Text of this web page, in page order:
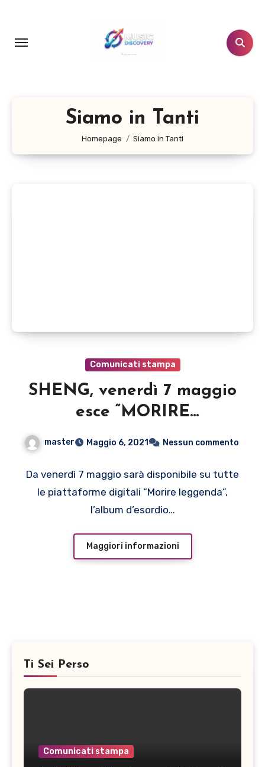
contenuto
Siamo in Tanti
Homepage Siamo in Tanti
Comunicati stampa
SHENG, venerdì 7 maggio
esce “MORIRE
internazionale
master Maggio 6, 2021 Nessun commento
Da venerdì 7 maggio sarà disponibile su tutte
le piattaforme digitali “Morire leggenda”,
l’album d’esordio…
Maggiori informazioni
Ti Sei Perso
Comunicati stampa